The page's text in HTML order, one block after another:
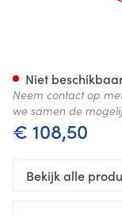
€ 108,50
Niet
Neem contact op
we samen de
Bekijk alle